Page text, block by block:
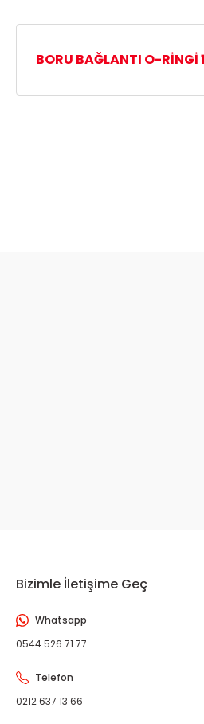
BORU BAĞLANTI O-RİNGİ
Bizimle İletişime Geç
Whatsapp
0544 526 71 77
Telefon
0212 637 13 66